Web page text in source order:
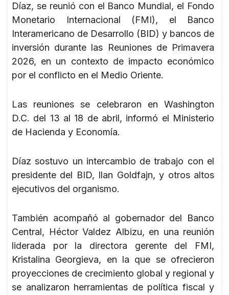
Díaz, se reunió con el Banco Mundial, el Fondo
Monetario Internacional (FMI), el Banco
Interamericano de Desarrollo (BID) y bancos de
inversión durante las Reuniones de Primavera
2026, en un contexto de impacto económico
por el conflicto en el Medio Oriente.
Las reuniones se celebraron en Washington
D.C. del 13 al 18 de abril, informó el Ministerio
de Hacienda y Economía.
Díaz sostuvo un intercambio de trabajo con el
presidente del BID, Ilan Goldfajn, y otros altos
ejecutivos del organismo.
También acompañó al gobernador del Banco
Central, Héctor Valdez Albizu, en una reunión
liderada por la directora gerente del FMI,
Kristalina Georgieva, en la que se ofrecieron
proyecciones de crecimiento global y regional y
se analizaron herramientas de política fiscal y